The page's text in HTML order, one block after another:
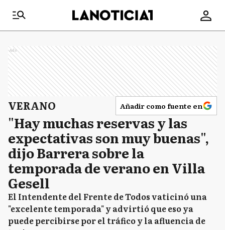
Ads
VERANO Añadir como fuente en
"Hay muchas reservas y las
expectativas son muy buenas",
dijo Barrera sobre la
temporada de verano en Villa
Gesell
El Intendente del Frente de Todos vaticinó una
"excelente temporada" y advirtió que eso ya
puede percibirse por el tráfico y la afluencia de